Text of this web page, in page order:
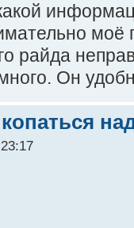
райда
Он